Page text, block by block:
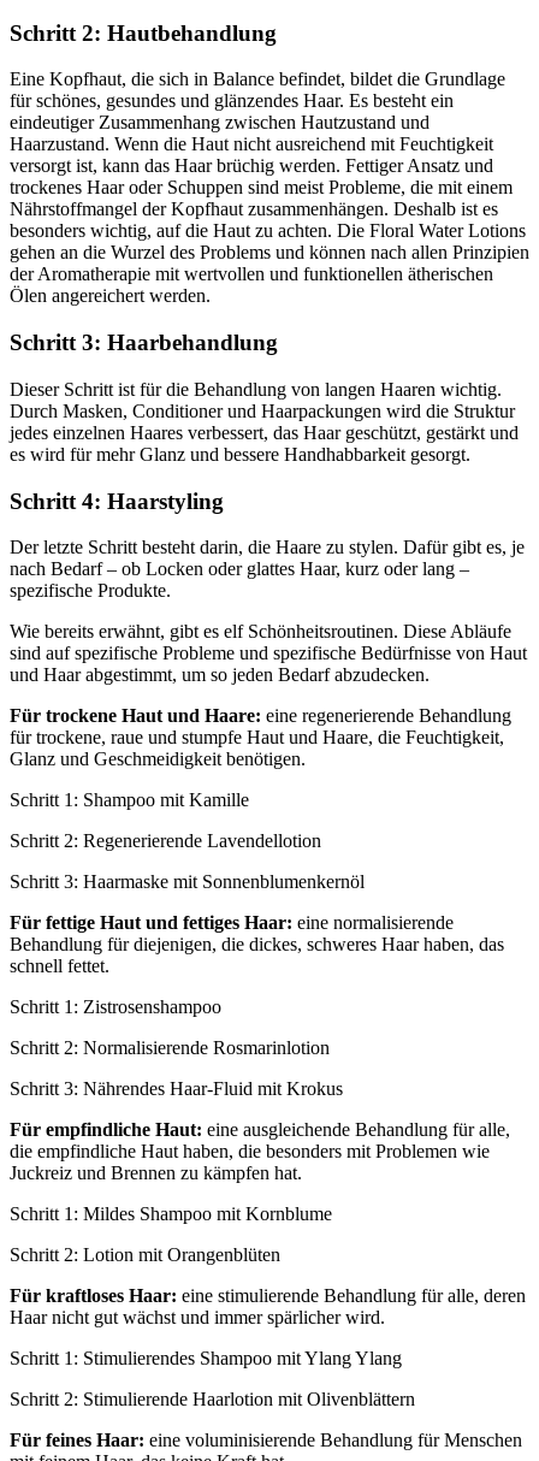
Schritt 2: Hautbehandlung
Eine Kopfhaut, die sich in Balance befindet, bildet die Grundlage
für schönes, gesundes und glänzendes Haar. Es besteht ein
eindeutiger Zusammenhang zwischen Hautzustand und
Haarzustand. Wenn die Haut nicht ausreichend mit Feuchtigkeit
versorgt ist, kann das Haar brüchig werden. Fettiger Ansatz und
trockenes Haar oder Schuppen sind meist Probleme, die mit einem
Nährstoffmangel der Kopfhaut zusammenhängen. Deshalb ist es
besonders wichtig, auf die Haut zu achten. Die Floral Water Lotions
gehen an die Wurzel des Problems und können nach allen Prinzipien
der Aromatherapie mit wertvollen und funktionellen ätherischen
Ölen angereichert werden.
Schritt 3: Haarbehandlung
Dieser Schritt ist für die Behandlung von langen Haaren wichtig.
Durch Masken, Conditioner und Haarpackungen wird die Struktur
jedes einzelnen Haares verbessert, das Haar geschützt, gestärkt und
es wird für mehr Glanz und bessere Handhabbarkeit gesorgt.
Schritt 4: Haarstyling
Der letzte Schritt besteht darin, die Haare zu stylen. Dafür gibt es, je
nach Bedarf – ob Locken oder glattes Haar, kurz oder lang –
spezifische Produkte.
Wie bereits erwähnt, gibt es elf Schönheitsroutinen. Diese Abläufe
sind auf spezifische Probleme und spezifische Bedürfnisse von Haut
und Haar abgestimmt, um so jeden Bedarf abzudecken.
Für trockene Haut und Haare: eine regenerierende Behandlung
für trockene, raue und stumpfe Haut und Haare, die Feuchtigkeit,
Glanz und Geschmeidigkeit benötigen.
Schritt 1: Shampoo mit Kamille
Schritt 2: Regenerierende Lavendellotion
Schritt 3: Haarmaske mit Sonnenblumenkernöl
Für fettige Haut und fettiges Haar: eine normalisierende
Behandlung für diejenigen, die dickes, schweres Haar haben, das
schnell fettet.
Schritt 1: Zistrosenshampoo
Schritt 2: Normalisierende Rosmarinlotion
Schritt 3: Nährendes Haar-Fluid mit Krokus
Für empfindliche Haut: eine ausgleichende Behandlung für alle,
die empfindliche Haut haben, die besonders mit Problemen wie
Juckreiz und Brennen zu kämpfen hat.
Schritt 1: Mildes Shampoo mit Kornblume
Schritt 2: Lotion mit Orangenblüten
Für kraftloses Haar: eine stimulierende Behandlung für alle, deren
Haar nicht gut wächst und immer spärlicher wird.
Schritt 1: Stimulierendes Shampoo mit Ylang Ylang
Schritt 2: Stimulierende Haarlotion mit Olivenblättern
Für feines Haar: eine voluminisierende Behandlung für Menschen